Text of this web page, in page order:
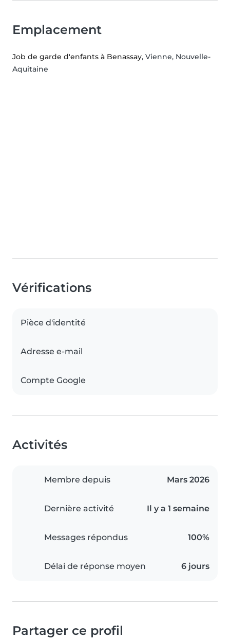
Emplacement
Job de garde d'enfants à Benassay, Vienne, Nouvelle-
Aquitaine
Vérifications
Pièce d'identité
Adresse e-mail
Compte Google
Activités
Membre depuis Mars 2026
Dernière activité Il y a 1 semaine
Messages répondus 100%
Délai de réponse moyen 6 jours
Partager ce profil